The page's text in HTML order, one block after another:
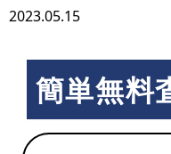
2023.05.15
簡単無料